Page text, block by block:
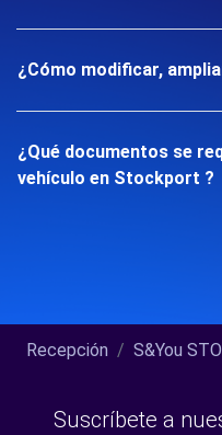
¿Cómo modificar,
¿Qué documentos se
vehículo en Stockport ?
Recepción S&You
Suscríbete a